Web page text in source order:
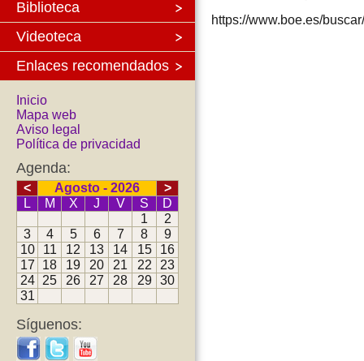
Biblioteca
Videoteca
Enlaces recomendados
Inicio
Mapa web
Aviso legal
Política de privacidad
Agenda:
< Agosto - 2026
>
L
M X J V S
D
1
2
3
4 5 6 7 8
9
10
11 12 13 14 15
16
17
18 19 20 21 22
23
24
25 26 27 28 29
30
31
Síguenos:
https://www.boe.es/